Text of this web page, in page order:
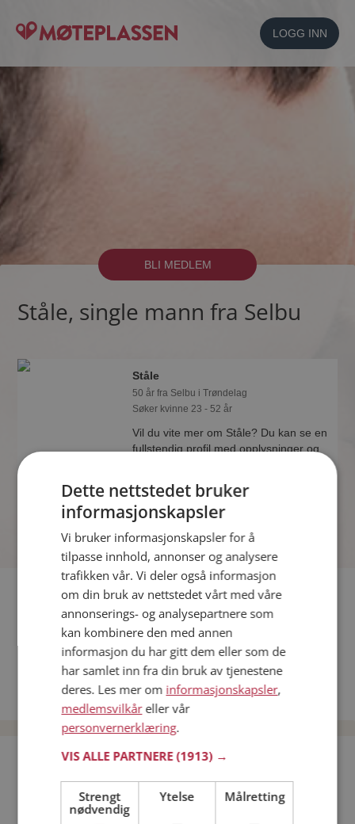
LOGG INN
BLI MEDLEM
Ståle, single mann fra Selbu
Ståle
50 år fra Selbu i Trøndelag
Søker kvinne 23 - 52 år
Vil du vite mer om Ståle? Du kan se en
fullstendig profil med opplysninger og
Fler single
Flere singlemenn fra Selbu: Max, Tore,Ådne
Kvinner fra Selbu
Date kvinner i Norge
Date menn i Norge
Bli medlem gratis!
Jeg er en:
Dette nettstedet bruker
informasjonskapsler
Vi bruker informasjonskapsler for å
tilpasse innhold, annonser og analysere
trafikken vår. Vi deler også informasjon
om din bruk av nettstedet vårt med våre
annonserings- og analysepartnere som
kan kombinere den med annen
informasjon du har gitt dem eller som de
har samlet inn fra din bruk av tjenestene
deres. Les mer om informasjonskapsler,
medlemsvilkåreller vår
personvernerklæring.
VIS ALLE PARTNERE(1913) →
Strengt
nødvendig
Ytelse Målretting